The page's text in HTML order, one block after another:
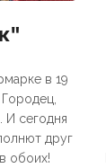
в 19
И сегодня
друг
обоих!